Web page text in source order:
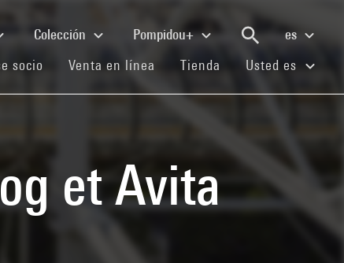
Colección Pompidou+
es
socio (current)
Venta en línea (current)
Tienda (current)
Usted es
et Avita